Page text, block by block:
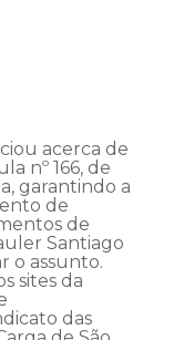
acerca de
nº 166, de
garantindo a
de
de
Santiago
o assunto.
sites da
das